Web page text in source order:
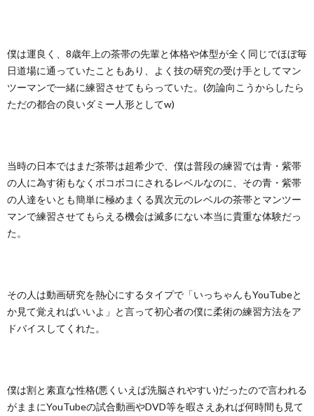
僕は運良く、8歳年上の茶帯の先輩と体格や体型が全く同じでほぼ毎
日道場に通っていたこともあり、よく技の研究の受け手としてマン
ツーマンで一緒に練習させてもらっていた。(勿論向こうからしたら
ただの都合の良いダミー人形としてw)
当時の日本ではまだ茶帯は超希少で、僕は普段の練習では青・紫帯
の人に為す術もなくボコボコにされるレベルなのに、その青・紫帯
の人達をいとも簡単に極めまくる異次元のレベルの茶帯とマンツー
マンで練習させてもらえる機会は滅多にない本当に貴重な体験だっ
た。
その人は動画研究を熱心にするタイプで「いっちゃんもYouTubeと
か見て覚えればいいよ」と言って初心者の僕に柔術の練習方法をア
ドバイスしてくれた。
僕は割と素直な性格(悪くいえば洗脳されやすい)だったので言われる
がままにYouTubeの試合動画やDVD等を暇さえあれば何時間も見て